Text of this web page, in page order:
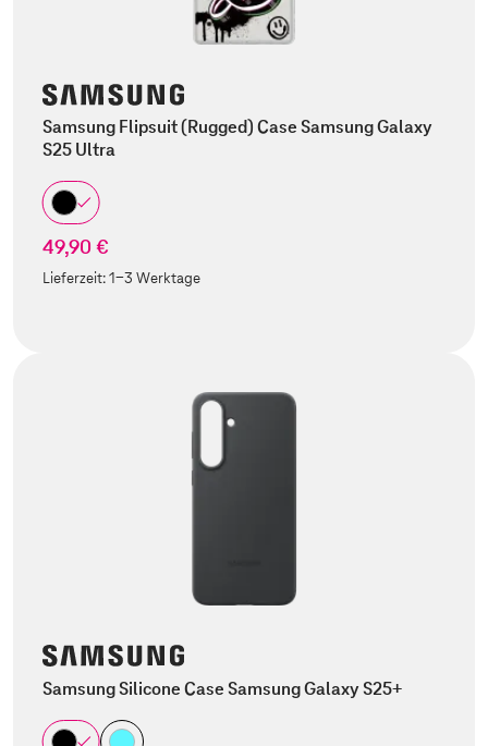
Samsung Flipsuit (Rugged) Case Samsung Galaxy
S25 Ultra
49,90 €
Lieferzeit:1-3 Werktage
Samsung Silicone Case Samsung Galaxy S25+